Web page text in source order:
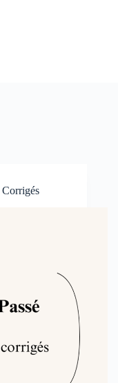
Corrigés